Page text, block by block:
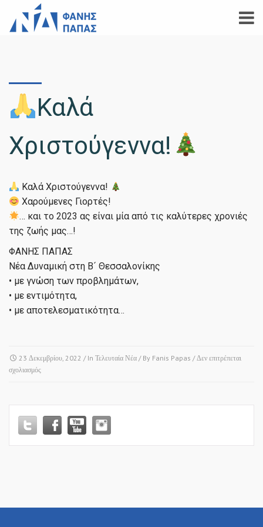
Καλά
Χριστούγεννα!
Καλά Χριστούγεννα!
Χαρούμενες Γιορτές!
… και το 2023 ας είναι μία από τις καλύτερες χρονιές
της ζωής μας…!
ΦΑΝΗΣ ΠΑΠΑΣ
Νέα Δυναμική στη Β´ Θεσσαλονίκης
• με γνώση των προβλημάτων,
• με εντιμότητα,
• με αποτελεσματικότητα…
23 Δεκεμβρίου, 2022 / In Τελευταία Νέα / By Fanis Papas /Δεν επιτρέπεται
σχολιασμόςστο
Χριστούγεννα!